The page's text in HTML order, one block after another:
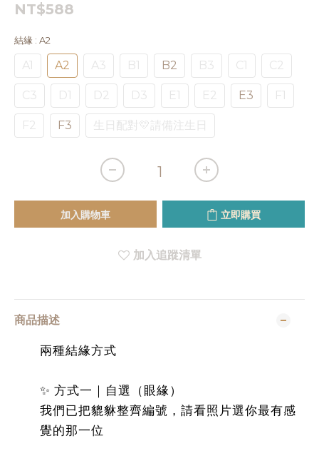
NT$588
結緣 : A2
A1 A2 A3 B1 B2 B3 C1 C2
C3 D1 D2 D3 E1 E2 E3 F1
F2 F3 生日配對💛請備注生日
加入購物車 立即購買
加入追蹤清單
商品描述
兩種結緣方式
✨ 方式一｜自選（眼緣）
我們已把貔貅整齊編號，請看照片選你最有感
覺的那一位